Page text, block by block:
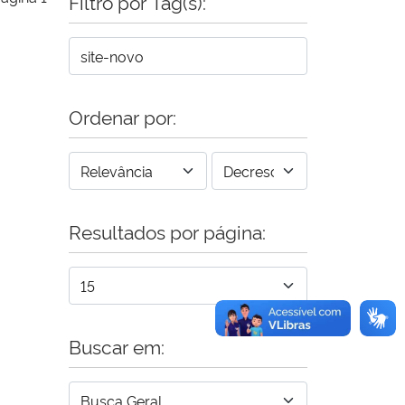
Ordenar por:
Resultados por página:
Buscar em: